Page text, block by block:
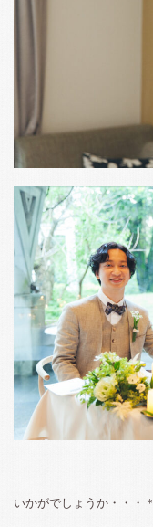
いかがでしょうか・・・＊